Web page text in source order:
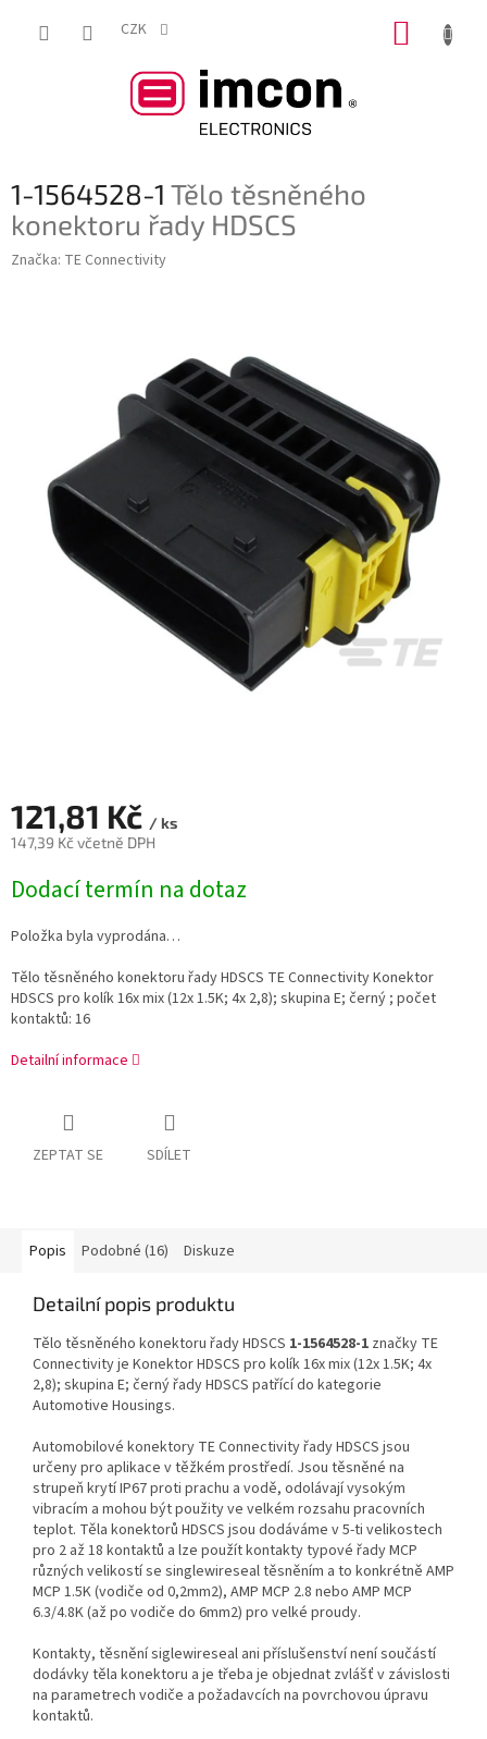
CZK
1-1564528-1 Tělo těsněného
konektoru řady HDSCS
Značka: TE Connectivity
121,81 Kč / ks
147,39 Kč včetně DPH
cena:
Dodací termín na dotaz
Položka byla vyprodána…
Tělo těsněného konektoru řady HDSCS TE Connectivity Konektor
HDSCS pro kolík 16x mix (12x 1.5K; 4x 2,8); skupina E; černý ; počet
kontaktů: 16
Detailní informace
ZEPTAT SE SDÍLET
Popis Podobné (16) Diskuze
Detailní popis produktu
Tělo těsněného konektoru řady HDSCS 1-1564528-1 značky TE
Connectivity je Konektor HDSCS pro kolík 16x mix (12x 1.5K; 4x
2,8); skupina E; černý řady HDSCS patřící do kategorie
Automotive Housings.
Automobilové konektory TE Connectivity řady HDSCS jsou
určeny pro aplikace v těžkém prostředí. Jsou těsněné na
strupeň krytí IP67 proti prachu a vodě, odolávají vysokým
vibracím a mohou být použity ve velkém rozsahu pracovních
teplot. Těla konektorů HDSCS jsou dodáváme v 5-ti velikostech
pro 2 až 18 kontaktů a lze použít kontakty typové řady MCP
různých velikostí se singlewireseal těsněním a to konkrétně AMP
MCP 1.5K (vodiče od 0,2mm2), AMP MCP 2.8 nebo AMP MCP
6.3/4.8K (až po vodiče do 6mm2) pro velké proudy.
Kontakty, těsnění siglewireseal ani příslušenství není součástí
dodávky těla konektoru a je třeba je objednat zvlášť v závislosti
na parametrech vodiče a požadavcích na povrchovou úpravu
kontaktů.